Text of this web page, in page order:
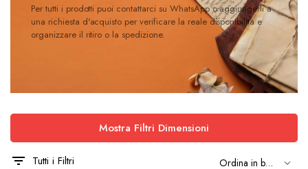
Per tutti i prodotti puoi contattarci su WhatsApp o aggiungerli a
una richiesta d'acquisto per verificare la reale disponibilità e
organizzare il ritiro o la spedizione.
Mostra Filtri Dimensioni
Tutti i Filtri